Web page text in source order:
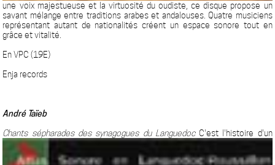
une voix majestueuse et la virtuosité du oudiste, ce disque propose un
savant mélange entre traditions arabes et andalouses. Quatre musiciens
représentant autant de nationalités créent un espace sonore tout en
grâce et vitalité.
En VPC (19E)
Enja records
André Taïeb
Chants sépharades des synagogues du Languedoc C'est l'histoire d'un